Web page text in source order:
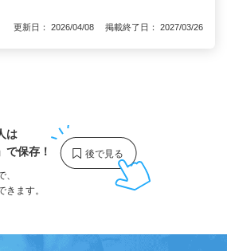
更新日： 2026/04/08 掲載終了日： 2027/03/26
は
」で保存！
きます。